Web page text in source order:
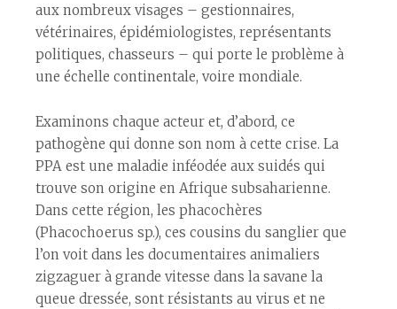
aux nombreux visages – gestionnaires,
vétérinaires, épidémiologistes, représentants
politiques, chasseurs – qui porte le problème à
une échelle continentale, voire mondiale.
Examinons chaque acteur et, d’abord, ce
pathogène qui donne son nom à cette crise. La
PPA est une maladie inféodée aux suidés qui
trouve son origine en Afrique subsaharienne.
Dans cette région, les phacochères
(Phacochoerus sp.), ces cousins du sanglier que
l’on voit dans les documentaires animaliers
zigzaguer à grande vitesse dans la savane la
queue dressée, sont résistants au virus et ne